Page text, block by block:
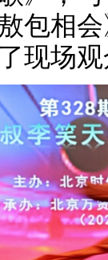
包相
现场